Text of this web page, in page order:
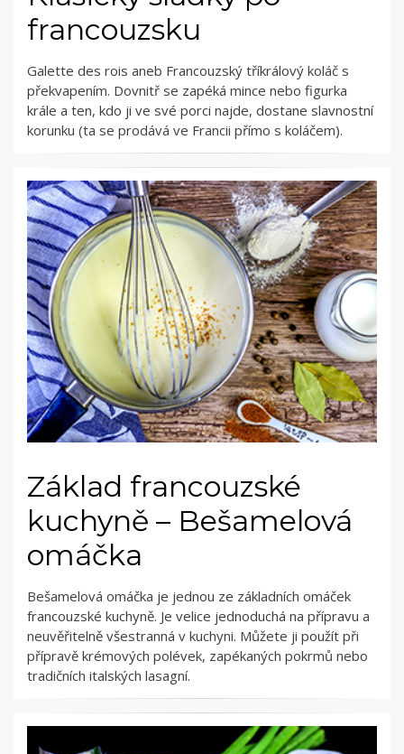
francouzsku
Galette des rois aneb Francouzský tříkrálový koláč s
překvapením. Dovnitř se zapéká mince nebo figurka
krále a ten, kdo ji ve své porci najde, dostane slavnostní
korunku (ta se prodává ve Francii přímo s koláčem).
Základ francouzské
kuchyně – Bešamelová
omáčka
Bešamelová omáčka je jednou ze základních omáček
francouzské kuchyně. Je velice jednoduchá na přípravu a
neuvěřitelně všestranná v kuchyni. Můžete ji použít při
přípravě krémových polévek, zapékaných pokrmů nebo
tradičních italských lasagní.